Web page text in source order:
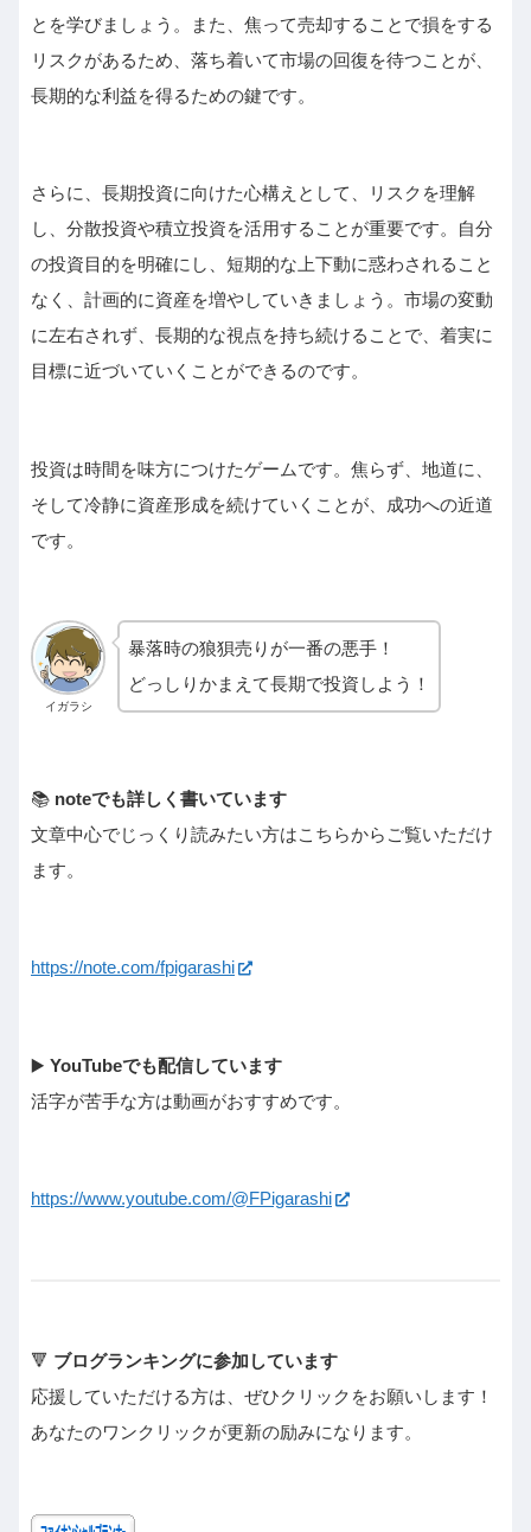
とを学びましょう。また、焦って売却することで損をする
リスクがあるため、落ち着いて市場の回復を待つことが、
長期的な利益を得るための鍵です。
さらに、長期投資に向けた心構えとして、リスクを理解
し、分散投資や積立投資を活用することが重要です。自分
の投資目的を明確にし、短期的な上下動に惑わされること
なく、計画的に資産を増やしていきましょう。市場の変動
に左右されず、長期的な視点を持ち続けることで、着実に
目標に近づいていくことができるのです。
投資は時間を味方につけたゲームです。焦らず、地道に、
そして冷静に資産形成を続けていくことが、成功への近道
です。
イガラシ
暴落時の狼狽売りが一番の悪手！
どっしりかまえて長期で投資しよう！
📚 noteでも詳しく書いています
文章中心でじっくり読みたい方はこちらからご覧いただけ
ます。
https://note.com/fpigarashi
▶️ YouTubeでも配信しています
活字が苦手な方は動画がおすすめです。
https://www.youtube.com/@FPigarashi
🔻 ブログランキングに参加しています
応援していただける方は、ぜひクリックをお願いします！
あなたのワンクリックが更新の励みになります。